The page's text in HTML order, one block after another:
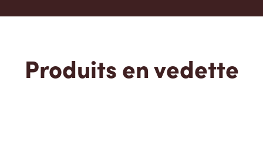
Produits en vedette